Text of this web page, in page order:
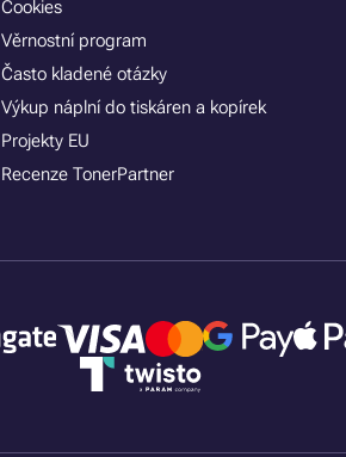
Cookies
Věrnostní program
Často kladené otázky
Výkup náplní do tiskáren a kopírek
Projekty EU
Recenze TonerPartner